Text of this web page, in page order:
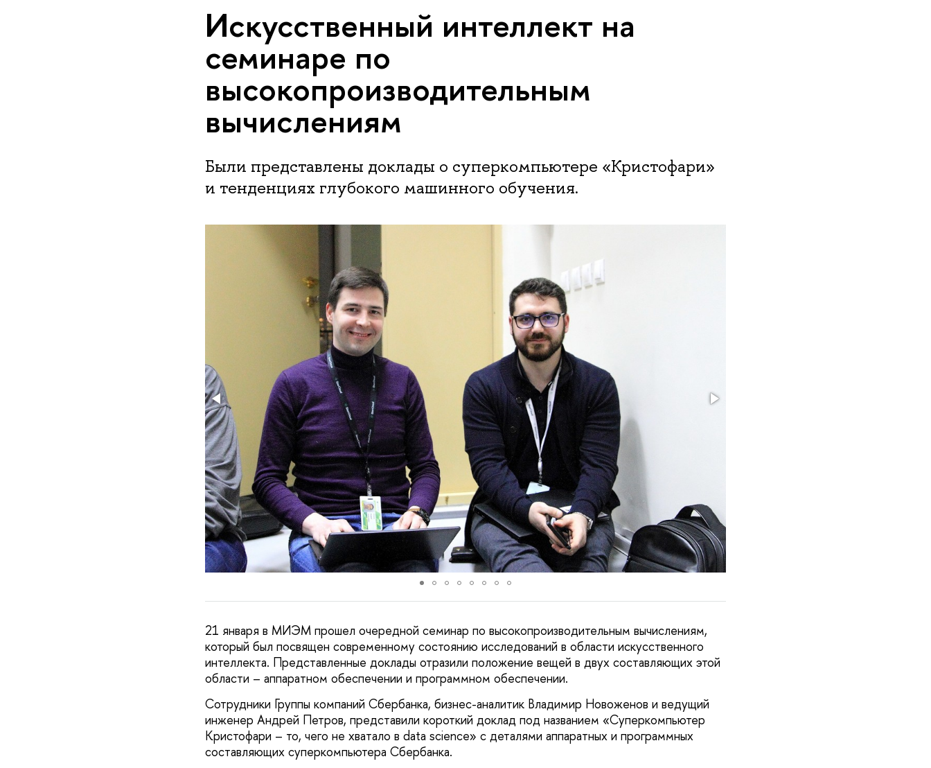
Искусственный интеллект на
семинаре по
высокопроизводительным
вычислениям
Были представлены доклады о суперкомпьютере «Кристофари»
и тенденциях глубокого машинного обучения.
21 января в МИЭМ прошел очередной семинар по высокопроизводительным вычислениям,
который был посвящен современному состоянию исследований в области искусственного
интеллекта. Представленные доклады отразили положение вещей в двух составляющих этой
области – аппаратном обеспечении и программном обеспечении.
Сотрудники Группы компаний Сбербанка, бизнес-аналитик Владимир Новоженов и ведущий
инженер Андрей Петров, представили короткий доклад под названием «Суперкомпьютер
Кристофари – то, чего не хватало в data science» с деталями аппаратных и программных
составляющих суперкомпьютера Сбербанка.